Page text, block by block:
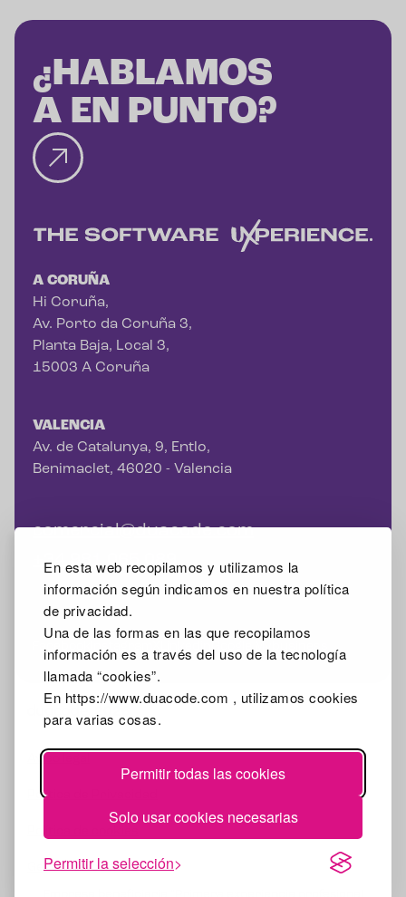
En esta web recopilamos y utilizamos la
información según indicamos en nuestra política
de privacidad.
Una de las formas en las que recopilamos
información es a través del uso de la tecnología
llamada “cookies”.
En https://www.duacode.com , utilizamos cookies
para varias cosas.
Permitir todas las cookies
Solo usar cookies necesarias
Permitir la selección
¿HABLAMOS
A EN PUNTO?
A CORUÑA
Hi Coruña,
Av. Porto da Coruña 3,
Planta Baja, Local 3,
15003 A Coruña
VALENCIA
Av. de Catalunya, 9, Entlo,
Benimaclet, 46020 - Valencia
comercial@duacode.com
+34 981 065 089
Facebook Instagram Linkedin Google Mybusiness
2026
Aviso legal
Política de Privacidad
Gestionar cookies